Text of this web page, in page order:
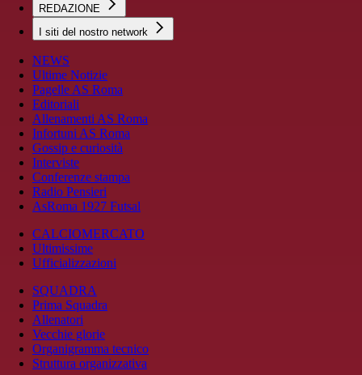
REDAZIONE
I siti del nostro network
NEWS
Ultime Notizie
Pagelle AS Roma
Editoriali
Allenamenti AS Roma
Infortuni AS Roma
Gossip e curiosità
Interviste
Conferenze stampa
Radio Pensieri
AsRoma 1927 Futsal
CALCIOMERCATO
Ultimissime
Ufficializzazioni
SQUADRA
Prima Squadra
Allenatori
Vecchie glorie
Organigramma tecnico
Struttura organizzativa